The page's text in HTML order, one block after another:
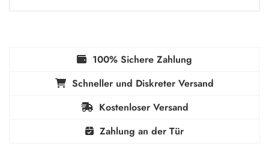
100% Sichere Zahlung
Schneller und Diskreter Versand
Kostenloser Versand
Zahlung an der Tür